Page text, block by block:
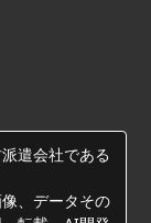
遣会社である
、データその